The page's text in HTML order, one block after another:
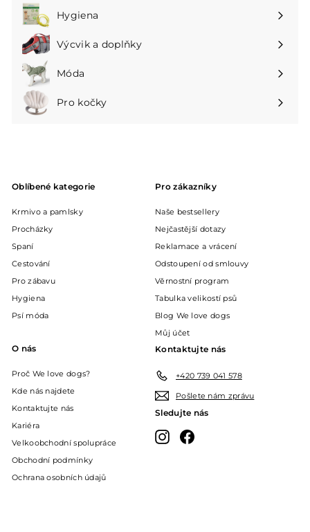
podnabídku
Hygiena
Rozbalte
podnabídku
Výcvik a doplňky
Rozbalte
podnabídku
Móda
Rozbalte
podnabídku
Pro kočky
Rozbalte
Oblíbené kategorie
Krmivo a pamlsky
Procházky
Spaní
Cestování
Pro zábavu
Hygiena
Psí móda
Pro zákazníky
Naše bestsellery
Nejčastější dotazy
Reklamace a vrácení
Odstoupení od smlouvy
Věrnostní program
Tabulka velikostí psů
Blog We love dogs
Můj účet
O nás
Proč We love dogs?
Kde nás najdete
Kontaktujte nás
Kariéra
Velkoobchodní spolupráce
Obchodní podmínky
Ochrana osobních údajů
Kontaktujte nás
+420 739 041 578
Pošlete nám zprávu
Sledujte nás
InstagramFacebook